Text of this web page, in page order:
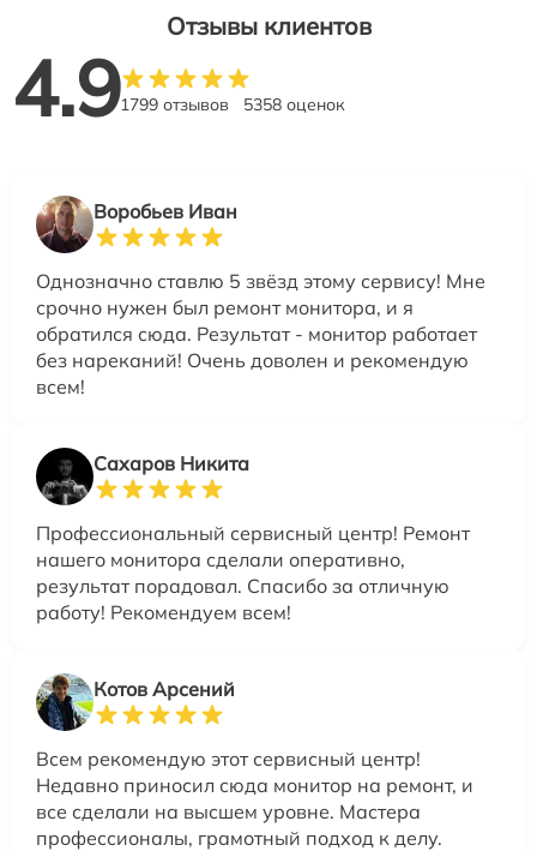
Отзывы клиентов
4.91799 отзывов 5358 оценок
Воробьев Иван
Однозначно ставлю 5 звёзд этому сервису! Мне
срочно нужен был ремонт монитора, и я
обратился сюда. Результат - монитор работает
без нареканий! Очень доволен и рекомендую
всем!
Сахаров Никита
Профессиональный сервисный центр! Ремонт
нашего монитора сделали оперативно,
результат порадовал. Спасибо за отличную
работу! Рекомендуем всем!
Котов Арсений
Всем рекомендую этот сервисный центр!
Недавно приносил сюда монитор на ремонт, и
все сделали на высшем уровне. Мастера
профессионалы, грамотный подход к делу.